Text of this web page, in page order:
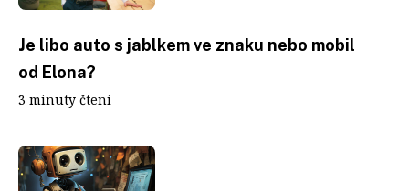
Je libo auto s jablkem ve znaku nebo mobil
od Elona?
3 minuty čtení